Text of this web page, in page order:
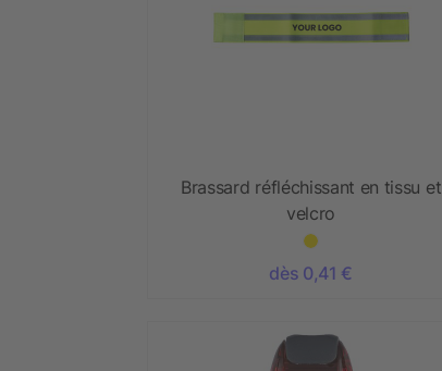
Brassard réfléchissant en tissu et
velcro
dès 0,41 €